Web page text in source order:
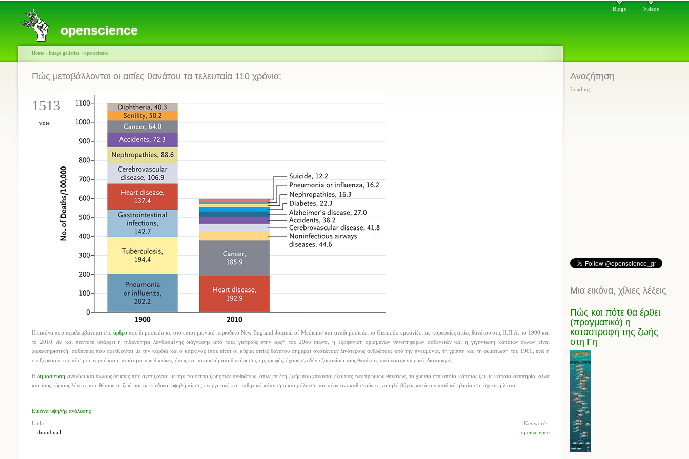
openscience
Blogs Videos
Home › Image galleries › openscience
Πώς μεταβάλλονται οι αιτίες θανάτου τα τελευταία 110 χρόνια;
1513
vote
Η εικόνα που περιλαμβάνεται στοάρθρο που δημοσιεύτηκε στο επιστημονικό περιοδικό New England Journal of Medicine και αναδημοσιεύει το Gizmodo εμφανίζει τις κορυφαίες αιτίες θανάτου στις Η.Π.Α. το 1900 και
το 2010. Αν και πάντοτε υπάρχει η πιθανότητα λανθασμένης διάγνωσης από τους γιατρούς στην αρχή του 20ου αιώνα, η εξαφάνιση ορισμένων θανατηφόρων ασθενειών και η γιγάντωση κάποιων άλλων είναι
χαρακτηριστική: ασθένειες που σχετίζονται με την καρδιά και ο καρκίνος (που είναι οι κύριες αιτίες θανάτου σήμερα) σκοτώνουν λιγότερους ανθρώπους από την πνευμονία, τη γρίππη και τη φυματίωση του 1900, ενώ η
επεξεργασία του πόσιμου νερού και η ποιότητα των δικτύων, όπως και τα συστήματα διατήρησης της τροφής, έχουν σχεδόν εξαφανίσει τους θανάτους από γαστρεντερικές διαταραχές.
Ηδημοσίευση αναλύει και άλλους δείκτες που σχετίζονται με την ποιότητα ζωής των ανθρώπων, όπως τα έτη ζωής που χάνονται εξαιτίας των πρώιμων θανάτων, τα χρόνια στα οποία κάποιος ζει με κάποια αναπηρία, αλλά
και τους κύριους λόγους που θέτουν τη ζωή μας σε κίνδυνο: υψηλή πίεση, ενεργητικό και παθητικό κάπνισμα και μόλυνση του αέρα αντικαθιστούν το χαμηλό βάρος κατά την παιδική ηλικία στη σχετική λίστα.
Εικόνα υψηλής ανάλυσης
Keywords:
openscience
Links:
thumbnail
Αναζήτηση
Loading
Μια εικόνα, χίλιες λέξεις
Πώς και πότε θα έρθει
(πραγματικά) η
καταστροφή της ζωής
στη Γη